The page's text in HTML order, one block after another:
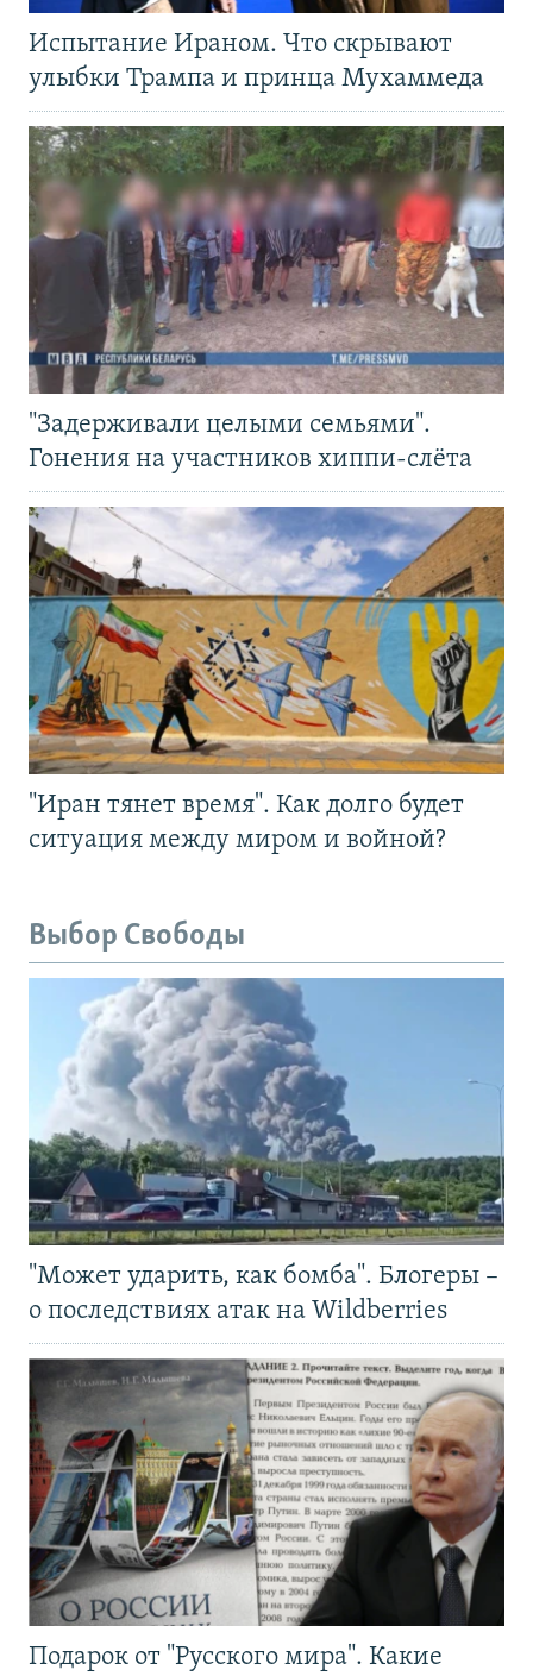
Испытание Ираном. Что скрывают
улыбки Трампа и принца Мухаммеда
"Задерживали целыми семьями".
Гонения на участников хиппи-слёта
"Иран тянет время". Как долго будет
ситуация между миром и войной?
Выбор Свободы
"Может ударить, как бомба". Блогеры –
о последствиях атак на Wildberries
Подарок от "Русского мира". Какие